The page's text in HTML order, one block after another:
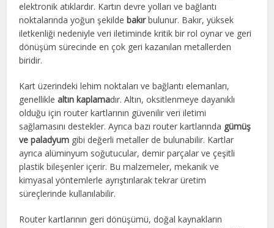
elektronik atıklardır. Kartın devre yolları ve bağlantı
noktalarında yoğun şekilde bakırbulunur. Bakır, yüksek
iletkenliği nedeniyle veri iletiminde kritik bir rol oynar ve geri
dönüşüm sürecinde en çok geri kazanılan metallerden
biridir.
Kart üzerindeki lehim noktaları ve bağlantı elemanları,
genelliklealtın kaplamadır. Altın, oksitlenmeye dayanıklı
olduğu için router kartlarının güvenilir veri iletimi
sağlamasını destekler. Ayrıca bazı router kartlarında gümüş
ve paladyum gibi değerli metaller de bulunabilir. Kartlar
ayrıca alüminyum soğutucular, demir parçalar ve çeşitli
plastik bileşenler içerir. Bu malzemeler, mekanik ve
kimyasal yöntemlerle ayrıştırılarak tekrar üretim
süreçlerinde kullanılabilir.
Router kartlarının geri dönüşümü, doğal kaynakların